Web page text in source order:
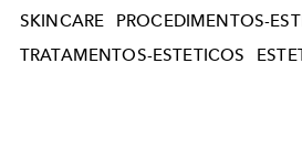
SKINCARE
PROCEDIMENTOS-
TRATAMENTOS-ESTETICOS